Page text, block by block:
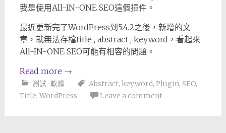
我是使用All-IN-ONE SEO這個插件。
最近更新完了WordPress到5.4.2之後，新增的文
章，就無法存檔title , abstract , keyword，看起來
All-IN-ONE SEO可能有相容的問題。
Read more →
測試-軟體 Abstract, keyword, Plugin, SEO,
Title, WordPress Leave a comment